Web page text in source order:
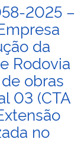
2025 –
da
Rodovia
obras
03 (CTA
no